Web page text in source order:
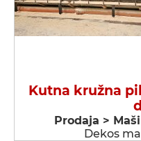
Kutna kružna
Prodaja >
Dekos